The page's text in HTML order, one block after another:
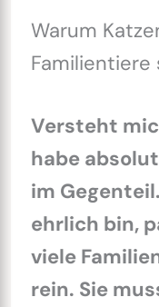
Warum
Familientiere
Versteht
habe
im
ehrlich bin,
viele
rein. Sie